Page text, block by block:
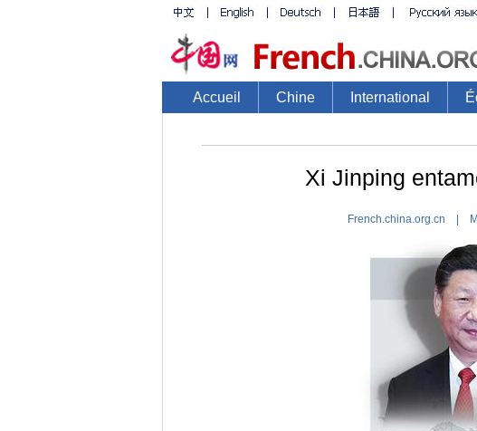
Accueil Chine International
Xi Jinping
French.china.org.cn |